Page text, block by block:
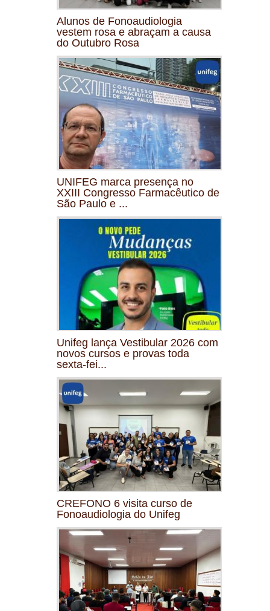
Alunos de Fonoaudiologia
vestem rosa e abraçam a causa
do Outubro Rosa
UNIFEG marca presença no
XXIII Congresso Farmacêutico de
São Paulo e ...
Unifeg lança Vestibular 2026 com
novos cursos e provas toda
sexta-fei...
CREFONO 6 visita curso de
Fonoaudiologia do Unifeg